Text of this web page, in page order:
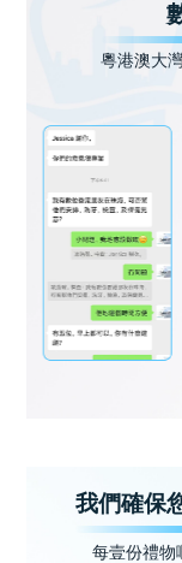
粵港澳大
我們確保
每壹份禮物